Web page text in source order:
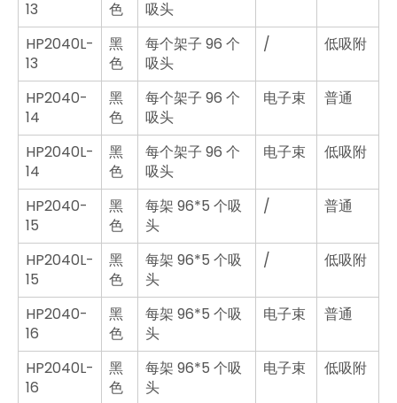
13 色
吸头
HP2040L-
13
黑
色
每个架子 96 个
吸头
/ 低吸附
HP2040-
14
黑
色
每个架子 96 个
吸头
电子束 普通
HP2040L-
14
黑
色
每个架子 96 个
吸头
电子束 低吸附
HP2040-
15
黑
色
每架 96*5 个吸
头
/ 普通
HP2040L-
15
黑
色
每架 96*5 个吸
头
/ 低吸附
HP2040-
16
黑
色
每架 96*5 个吸
头
电子束 普通
HP2040L-
16
黑
色
每架 96*5 个吸
头
电子束 低吸附